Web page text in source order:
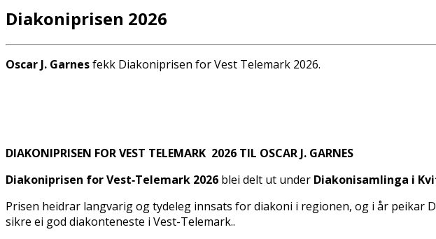
Diakoniprisen 2026
Oscar J. Garnesfekk Diakoniprisen for Vest Telemark 2026.
DIAKONIPRISEN FOR VEST TELEMARK 2026 TIL OSCAR J. GARNES
Diakoniprisen for Vest‑Telemark 2026 blei delt ut under Diakonisamlinga i
Prisen heidrar langvarig og tydeleg innsats for diakoni i regionen, og i år
sikre ei god diakonteneste i Vest-Telemark..